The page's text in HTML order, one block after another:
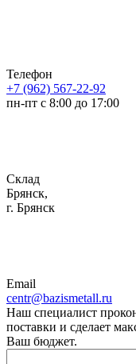
Телефон
+7 (962) 567-22-92
пн-пт с 8:00 до 17:00
Склад
Брянск,
г. Брянск
Email
centr@bazismetall.ru
Наш специалист
поставки и сделает
Ваш бюджет.